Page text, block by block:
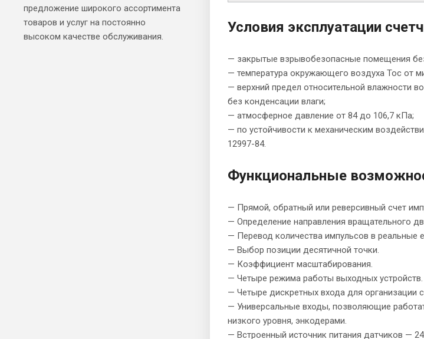
Условия эксплуатации
— закрытые взрывобезопасные помещения
— температура окружающего воздуха Тос от
— верхний предел относительной влажности
без конденсации влаги;
— атмосферное давление от 84 до 106,7 кПа;
— по устойчивости к механическим
12997-84.
Функциональные
— Прямой, обратный или реверсивный счет
— Определение направления вращательного
— Перевод количества импульсов в реальные
— Выбор позиции десятичной точки.
— Коэффициент масштабирования.
— Четыре режима работы выходных устройств.
— Четыре дискретных входа для организации
— Универсальные входы, позволяющие
низкого уровня, энкодерами.
— Встроенный источник питания датчиков —
предложение широкого ассортимента
товаров и услуг на постоянно
высоком качестве обслуживания.